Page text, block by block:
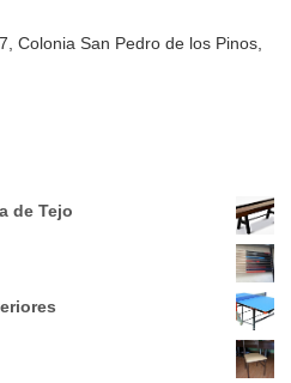
Colonia San Pedro de los Pinos,
de Tejo